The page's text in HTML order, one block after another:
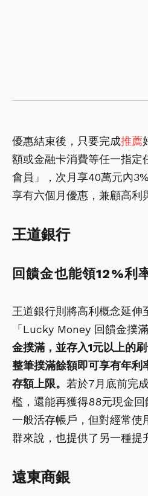
優惠結束後，只要完成推薦
額或金融卡消費等任一指定
會員」，次月享40萬元內
享有六個月優惠，兼顧高利
王道銀行
回饋金也能領12%利
王道銀行則將高利概念延伸
「Lucky Money 回饋金撲滿
金撲滿，並存入1元以上的
整筆撲滿餘額即可享有年利
存額上限。 若於7月底前完
檻，還能再獲得88元現金
一般活存帳戶，但對經常使
群來說，也提供了另一種提
遠東商銀